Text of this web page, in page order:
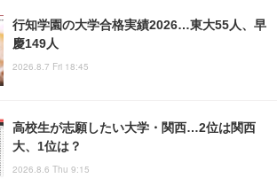
行知学園の大学合格実績2026…東大55人、早
慶149人
2026.8.7 Fri 18:45
高校生が志願したい大学・関西…2位は関西
大、1位は？
2026.8.6 Thu 9:15